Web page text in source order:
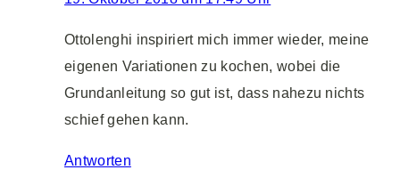
Ottolenghi inspiriert mich immer wieder, meine
eigenen Variationen zu kochen, wobei die
Grundanleitung so gut ist, dass nahezu nichts
schief gehen kann.
Antworten